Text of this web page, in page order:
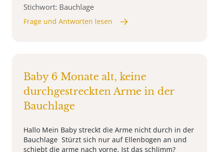
Stichwort: Bauchlage
Frage und Antworten lesen
Baby 6 Monate alt, keine
durchgestreckten Arme in der
Bauchlage
Hallo Mein Baby streckt die Arme nicht durch in der
Bauchlage Stürzt sich nur auf Ellenbogen an und
schiebt die arme nach vorne. Ist das schlimm?